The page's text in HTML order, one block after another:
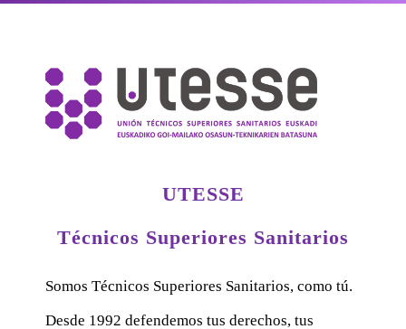
UTESSE
Técnicos Superiores Sanitarios
Somos Técnicos Superiores Sanitarios, como tú.
Desde 1992 defendemos tus derechos, tus